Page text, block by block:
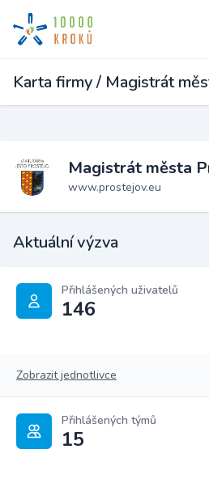
Karta firmy / Magistrát
Magistrát města
www.prostejov.eu
Aktuální výzva
Přihlášených uživatelů
146
Zobrazit jednotlivce
Přihlášených týmů
15